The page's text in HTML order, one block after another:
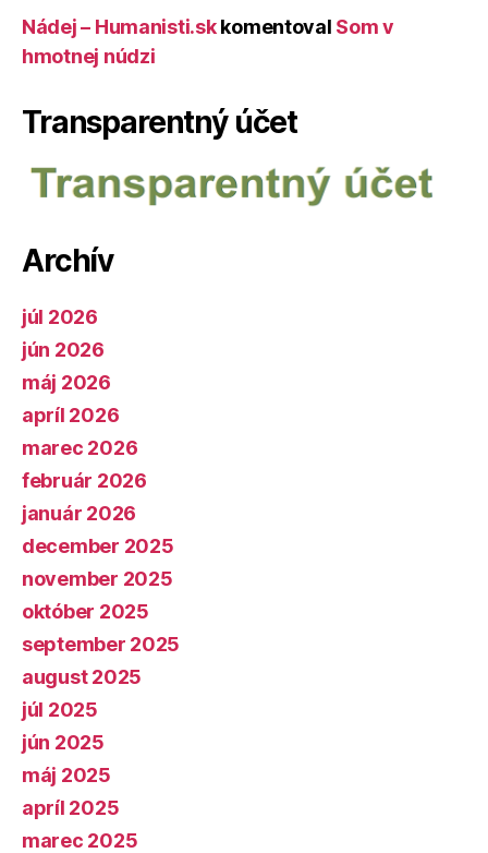
Nádej – Humanisti.skkomentoval Som v
hmotnej núdzi
Transparentný účet
Archív
júl 2026
jún 2026
máj 2026
apríl 2026
marec 2026
február 2026
január 2026
december 2025
november 2025
október 2025
september 2025
august 2025
júl 2025
jún 2025
máj 2025
apríl 2025
marec 2025